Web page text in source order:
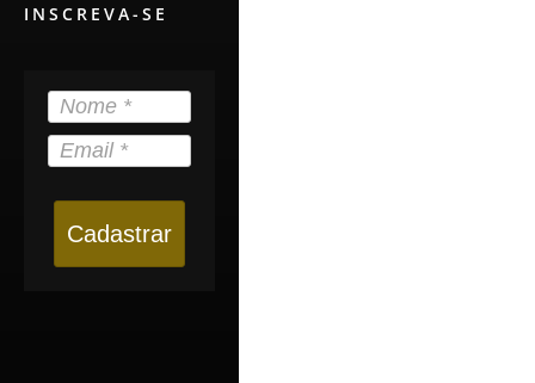
INSCREVA-SE
Cadastrar